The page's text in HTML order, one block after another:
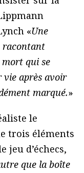
«Une
racontant
mort qui se
vie après avoir
marqué.»
le
trois éléments
jeu d’échecs,
que la boîte